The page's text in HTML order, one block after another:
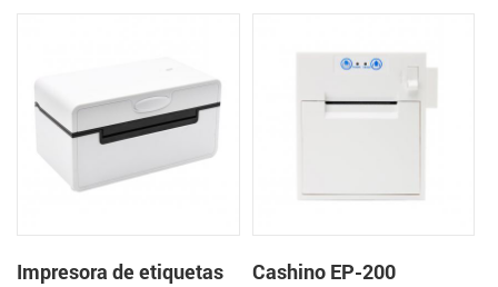
panel integrado en el
extremo cercano con
Impresora de etiquetas
Cashino EP-200